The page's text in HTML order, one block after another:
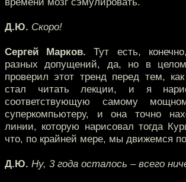
Д.Ю. Скоро!
Сергей Марков. Тут есть,
разных допущений, да, но в
проверил этот тренд перед тем,
стал читать лекции, и я
соответствующую самому
суперкомпьютеру, и она точно
линии, которую нарисовал тогда
что, по крайней мере, мы движемся
Д.Ю. Ну, 3 года осталось – всего